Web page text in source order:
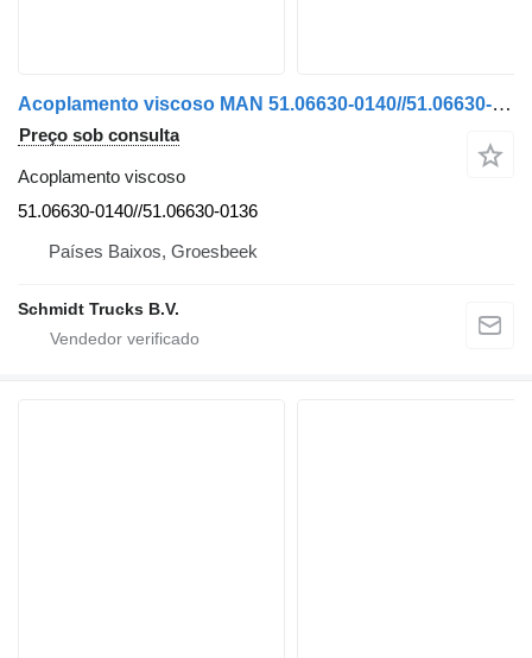
Acoplamento viscoso MAN 51.06630-0140//51.06630-0136 VISCOOSKOPPELING EURO 5 TGS TGX para camião
Preço sob consulta
Acoplamento viscoso
51.06630-0140//51.06630-0136
Países Baixos, Groesbeek
Schmidt Trucks B.V.